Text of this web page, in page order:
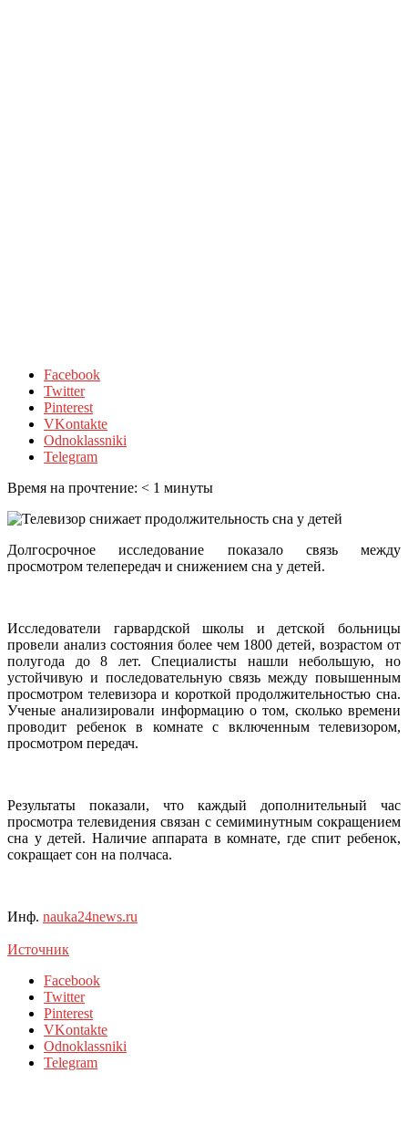
Facebook
Twitter
Pinterest
VKontakte
Odnoklassniki
Telegram
Время на прочтение: < 1 минуты
Долгосрочное исследование показало связь между
просмотром телепередач и снижением сна у детей.
Исследователи гарвардской школы и детской больницы
провели анализ состояния более чем 1800 детей, возрастом от
полугода до 8 лет. Специалисты нашли небольшую, но
устойчивую и последовательную связь между повышенным
просмотром телевизора и короткой продолжительностью сна.
Ученые анализировали информацию о том, сколько времени
проводит ребенок в комнате с включенным телевизором,
просмотром передач.
Результаты показали, что каждый дополнительный час
просмотра телевидения связан с семиминутным сокращением
сна у детей. Наличие аппарата в комнате, где спит ребенок,
сокращает сон на полчаса.
Инф. nauka24news.ru
Источник
Facebook
Twitter
Pinterest
VKontakte
Odnoklassniki
Telegram